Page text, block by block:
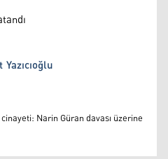
Narin Güran davası üzerine